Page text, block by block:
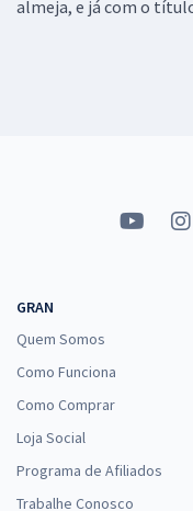
almeja, e já com o
GRAN
Quem Somos
Como Funciona
Como Comprar
Loja Social
Programa de Afiliados
Trabalhe Conosco